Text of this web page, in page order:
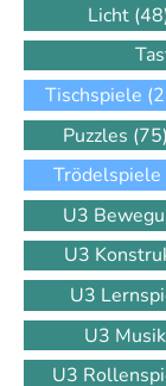
Licht
Tischspiele
Puzzles (75)
Trödelspiele
U3
U3
U3
U3 Musik
U3